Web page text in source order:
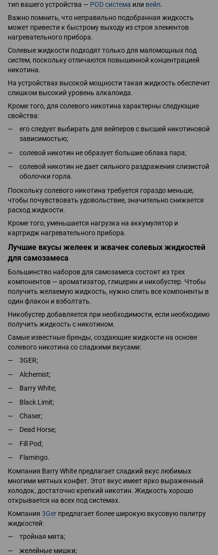
тип вашего устройства — POD система или вейп.
Важно помнить, что неправильно подобранная жидкость
может привести к быстрому выходу из строя элементов
нагревательного прибора.
Солевые жидкости подходят только для маломощных под
систем, поскольку отличаются повышенной концентрацией
никотина.
На устройствах высокой мощности такая жидкость обеспечит
слишком высокий уровень алкалоида.
Кроме того, для солевого никотина характерны следующие
свойства:
его следует выбирать для вейперов с высшей никотиновой
зависимостью;
солевой никотин не образует большие облака пара;
солевой никотин не дает сильного раздражения слизистой
оболочки горла.
Поскольку солевого никотина требуется гораздо меньше,
чтобы почувствовать удовольствие, значительно снижается
расход жидкости.
Кроме того, уменьшается нагрузка на аккумулятор и
картридж нагревательного прибора.
Лучшие вкусы желеек и жвачек солевых жидкостей
для самозамеса
Большинство наборов для самозамеса состоят из трех
компонентов — ароматизатор, глицерин и никобустер. Чтобы
получить желаемую жидкость, нужно слить все компоненты в
один флакон и взболтать.
Никобустер добавляется при необходимости, если необходимо
получить жидкость с никотином.
Самые известные бренды, создающие жидкости на основе
солевого никотина со сладкими вкусами:
3GER;
Alchemist;
Barry White;
Black Limit;
Chaser;
Dead Horse;
Fill Pod;
Flamingo.
Компания Barry White предлагает сладкий вкус любимых
многими мятных конфет. Этот вкус имеет ярко выраженный
холодок, достаточно крепкий никотин. Жидкость хорошо
открывается на всех под системах.
Компания 3Ger предлагает более широкую вкусовую палитру
жидкостей:
тройная мята;
желейные мишки;